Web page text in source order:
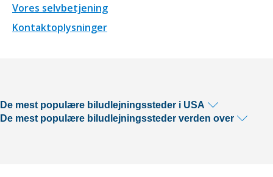
Vores selvbetjening
Kontaktoplysninger
De mest populære biludlejningssteder i USA
De mest populære biludlejningssteder verden over